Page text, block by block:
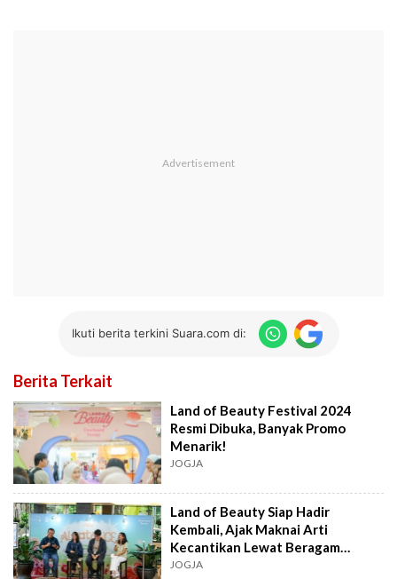
Ikuti berita terkini Suara.com di:
Berita Terkait
Land of Beauty Festival 2024
Resmi Dibuka, Banyak Promo
Menarik!
JOGJA
Land of Beauty Siap Hadir
Kembali, Ajak Maknai Arti
Kecantikan Lewat Beragam
Aktivitas
JOGJA